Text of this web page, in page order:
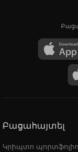
Բացահայտել
Կրիպտո պորտֆոլիո